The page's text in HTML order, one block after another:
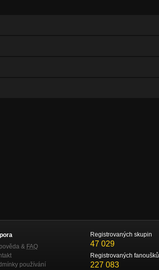
& FAQ
používání
Registrovaných skupin
47 029
Registrovaných fanoušků
227 083